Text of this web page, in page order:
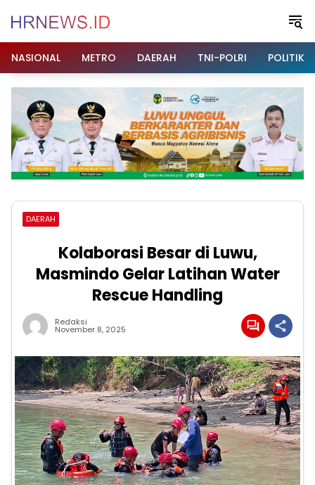
NASIONAL
METRO DAERAH TNI-POLRI POLITIK
DAERAH
Kolaborasi Besar di Luwu,
Masmindo Gelar Latihan Water
Rescue Handling
Redaksi
November 8, 2025